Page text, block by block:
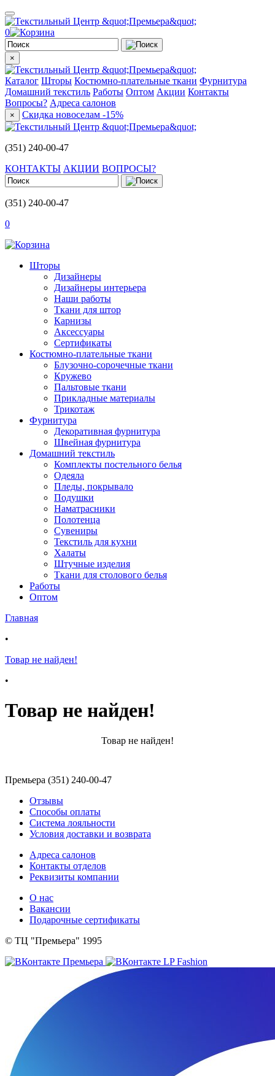
0
×
Каталог Шторы Костюмно-плательные ткани Фурнитура
Домашний текстиль Работы Оптом Акции Контакты
Вопросы? Адреса салонов
× Скидка новоселам -15%
(351) 240-00-47
КОНТАКТЫ АКЦИИ ВОПРОСЫ?
(351) 240-00-47
0
Шторы
Дизайнеры
Дизайнеры интерьера
Наши работы
Ткани для штор
Карнизы
Аксессуары
Сертификаты
Костюмно-плательные ткани
Блузочно-сорочечные ткани
Кружево
Пальтовые ткани
Прикладные материалы
Трикотаж
Фурнитура
Декоративная фурнитура
Швейная фурнитура
Домашний текстиль
Комплекты постельного белья
Одеяла
Пледы, покрывало
Подушки
Наматрасники
Полотенца
Сувениры
Текстиль для кухни
Халаты
Штучные изделия
Ткани для столового белья
Работы
Оптом
Главная
•
Товар не найден!
•
Товар не найден!
Товар не найден!
Премьера (351) 240-00-47
Отзывы
Способы оплаты
Система лояльности
Условия доставки и возврата
Адреса салонов
Контакты отделов
Реквизиты компании
О нас
Вакансии
Подарочные сертификаты
© ТЦ "Премьера" 1995